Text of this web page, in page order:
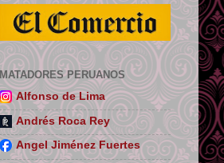
MATADORES PERUANOS
Alfonso de Lima
Andrés Roca Rey
Angel Jiménez Fuertes